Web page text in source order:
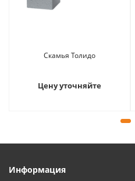
Скамья Толидо
Цену уточняйте
Информация